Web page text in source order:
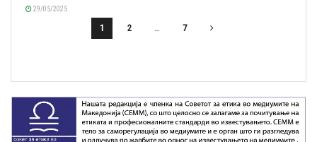
29/05/2025
1 2 … 7